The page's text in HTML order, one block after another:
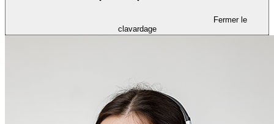
Fermer le
clavardage